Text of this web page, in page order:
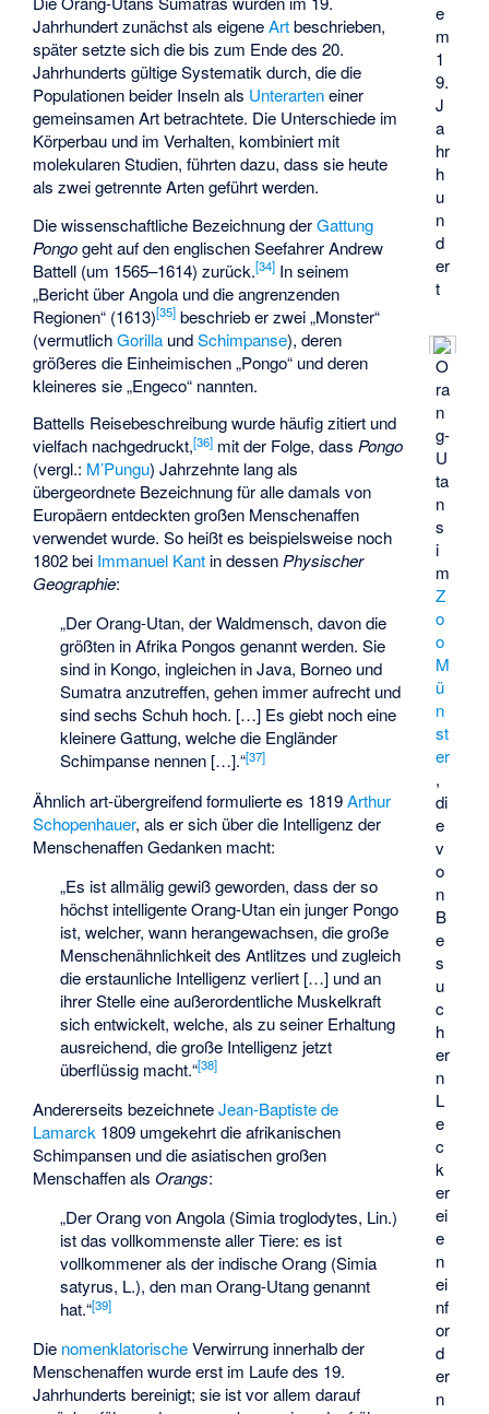
e
m
1
9.
J
a
hr
h
u
n
d
er
t
O
ra
n
g-
U
ta
n
s
i
m
Z
o
o
M
ü
n
st
er
,
di
e
v
o
n
B
e
s
u
c
h
er
n
L
e
c
k
er
ei
e
n
ei
nf
or
d
er
n
Jahrhundert zunächst als eigeneArtbeschrieben,
später setzte sich die bis zum Ende des 20.
Jahrhunderts gültige Systematik durch, die die
Populationen beider Inseln als Unterarteneiner
gemeinsamen Art betrachtete. Die Unterschiede im
Körperbau und im Verhalten, kombiniert mit
molekularen Studien, führten dazu, dass sie heute
als zwei getrennte Arten geführt werden.
Die wissenschaftliche Bezeichnung derGattung
Pongogeht auf den englischen Seefahrer Andrew
Battell (um 1565–1614) zurück.[34] In seinem
„Bericht über Angola und die angrenzenden
Regionen“ (1613)[35] beschrieb er zwei „Monster“
(vermutlichGorilla undSchimpanse), deren
größeres die Einheimischen „Pongo“ und deren
kleineres sie „Engeco“ nannten.
Battells Reisebeschreibung wurde häufig zitiert und
vielfach nachgedruckt,[36] mit der Folge, dassPongo
(vergl.: M’Pungu) Jahrzehnte lang als
übergeordnete Bezeichnung für alle damals von
Europäern entdeckten großen Menschenaffen
verwendet wurde. So heißt es beispielsweise noch
1802 bei Immanuel Kant in dessenPhysischer
Geographie:
„Der Orang-Utan, der Waldmensch, davon die
größten in Afrika Pongos genannt werden. Sie
sind in Kongo, ingleichen in Java, Borneo und
Sumatra anzutreffen, gehen immer aufrecht und
sind sechs Schuh hoch. […] Es giebt noch eine
kleinere Gattung, welche die Engländer
Schimpanse nennen […].“[37]
Ähnlich art-übergreifend formulierte es 1819Arthur
Schopenhauer, als er sich über die Intelligenz der
Menschenaffen Gedanken macht:
„Es ist allmälig gewiß geworden, dass der so
höchst intelligente Orang-Utan ein junger Pongo
ist, welcher, wann herangewachsen, die große
Menschenähnlichkeit des Antlitzes und zugleich
die erstaunliche Intelligenz verliert […] und an
ihrer Stelle eine außerordentliche Muskelkraft
sich entwickelt, welche, als zu seiner Erhaltung
ausreichend, die große Intelligenz jetzt
überflüssig macht.“[38]
Andererseits bezeichneteJean-Baptiste de
Lamarck 1809 umgekehrt die afrikanischen
Schimpansen und die asiatischen großen
Menschaffen alsOrangs:
„Der Orang von Angola (Simia troglodytes, Lin.)
ist das vollkommenste aller Tiere: es ist
vollkommener als der indische Orang (Simia
satyrus, L.), den man Orang-Utang genannt
hat.“[39]
Die nomenklatorischeVerwirrung innerhalb der
Menschenaffen wurde erst im Laufe des 19.
Jahrhunderts bereinigt; sie ist vor allem darauf